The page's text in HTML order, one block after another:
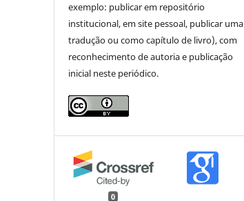
exemplo: publicar em repositório
institucional, em site pessoal, publicar uma
tradução ou como capítulo de livro), com
reconhecimento de autoria e publicação
inicial neste periódico.
0